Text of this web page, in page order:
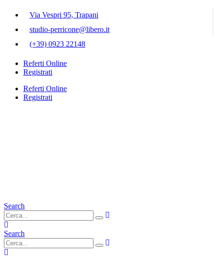
Via Vespri 95, Trapani
studio-perricone@libero.it
(+39) 0923 22148
Referti Online
Registrati
Referti Online
Registrati
Search
Search